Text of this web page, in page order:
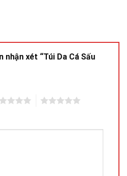
nhận xét “Túi Da Cá Sấu